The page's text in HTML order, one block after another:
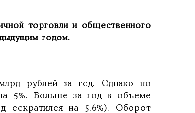
торговли и общественного
годом.
рублей за год. Однако по
5%. Больше за год в объеме
сократился на 5,6%). Оборот